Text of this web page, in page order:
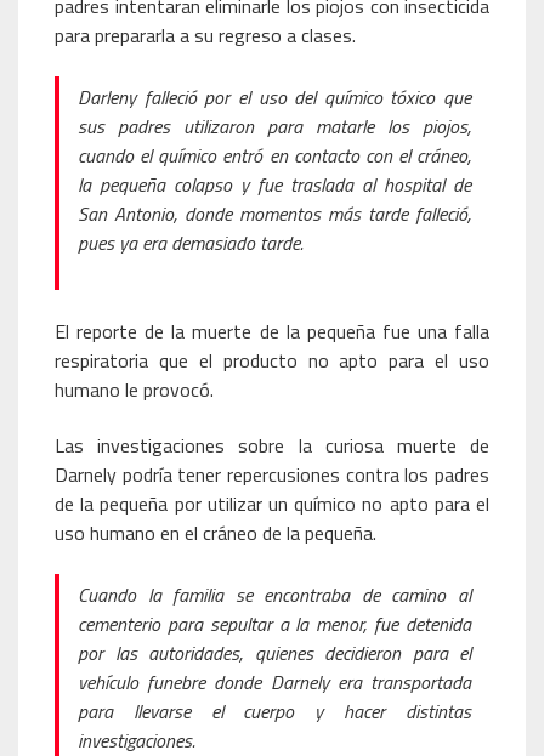
padres intentaran eliminarle los piojos con insecticida
para prepararla a su regreso a clases.
Darleny falleció por el uso del químico tóxico que
sus padres utilizaron para matarle los piojos,
cuando el químico entró en contacto con el cráneo,
la pequeña colapso y fue traslada al hospital de
San Antonio, donde momentos más tarde falleció,
pues ya era demasiado tarde.
El reporte de la muerte de la pequeña fue una falla
respiratoria que el producto no apto para el uso
humano le provocó.
Las investigaciones sobre la curiosa muerte de
Darnely podría tener repercusiones contra los padres
de la pequeña por utilizar un químico no apto para el
uso humano en el cráneo de la pequeña.
Cuando la familia se encontraba de camino al
cementerio para sepultar a la menor, fue detenida
por las autoridades, quienes decidieron para el
vehículo funebre donde Darnely era transportada
para llevarse el cuerpo y hacer distintas
investigaciones.